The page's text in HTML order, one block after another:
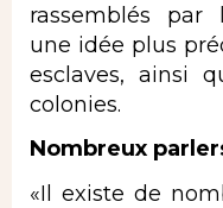
rassemblés par
une idée plus
esclaves, ainsi
colonies.
Nombreux
«Il existe de